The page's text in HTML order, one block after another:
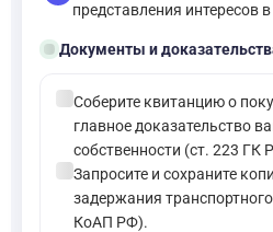
представления интересов в
folder_openДокументы и
Соберите квитанцию о
главное доказательство
собственности (ст. 223 ГК
Запросите и сохраните
задержания
КоАП РФ).